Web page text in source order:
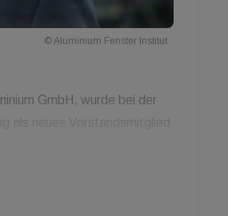
© Aluminium Fenster Institut
GmbH, wurde bei der
als neues Vorstandsmitglied